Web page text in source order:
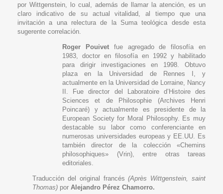
por Wittgenstein, lo cual, además de llamar la atención, es un
claro indicativo de su actual vitalidad, al tiempo que una
invitación a una relectura de la Suma teológica desde esta
sugerente correlación.
Roger Pouivetfue agregado de filosofía en
1983, doctor en filosofía en 1992 y habilitado
para dirigir investigaciones en 1998. Obtuvo
plaza en la Universidad de Rennes I, y
actualmente en la Universidad de Lorraine, Nancy
II. Fue director del Laboratoire d’Histoire des
Sciences et de Philosophie (Archives Henri
Poincaré) y actualmente es presidente de la
European Society for Moral Philosophy. Es muy
destacable su labor como conferenciante en
numerosas universidades europeas y EE.UU. Es
también director de la colección «Chemins
philosophiques» (Vrin), entre otras tareas
editoriales.
Traducción del original francés(Après Wittgenstein, saint
Thomas) por Alejandro Pérez Chamorro.